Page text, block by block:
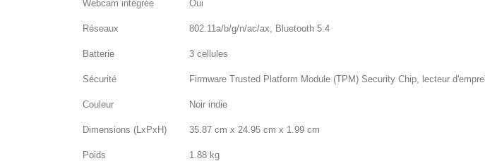
Webcam intégrée Oui
Réseaux 802.11a/b/g/n/ac/ax, Bluetooth 5.4
Batterie 3 cellules
Sécurité Firmware Trusted Platform Module (TPM) Security Chip, lecteur
Couleur Noir indie
Dimensions (LxPxH) 35.87 cm x 24.95 cm x 1.99 cm
Poids 1.88 kg